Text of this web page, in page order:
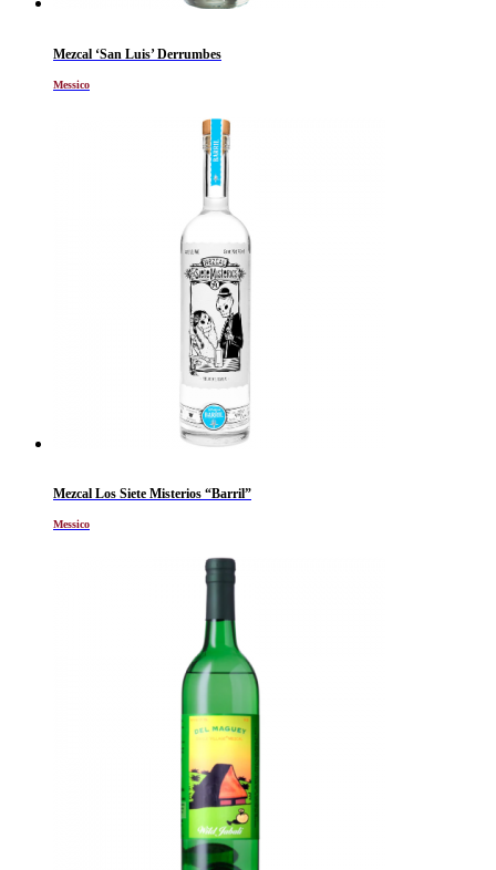
Mezcal ‘San Luis’ Derrumbes
Messico
Mezcal Los Siete Misterios “Barril”
Messico